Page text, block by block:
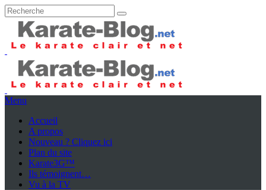
Menu
Accueil
A propos
Nouveau ? Cliquez ici
Plan du site
Karate3G™
Ils témoignent…
Vu à la TV